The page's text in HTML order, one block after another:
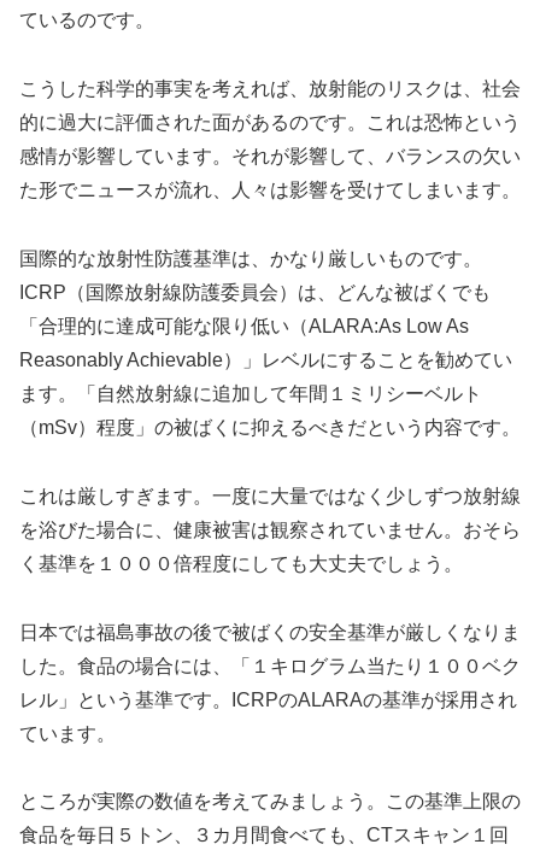
ているのです。
こうした科学的事実を考えれば、放射能のリスクは、社会
的に過大に評価された面があるのです。これは恐怖という
感情が影響しています。それが影響して、バランスの欠い
た形でニュースが流れ、人々は影響を受けてしまいます。
国際的な放射性防護基準は、かなり厳しいものです。
ICRP（国際放射線防護委員会）は、どんな被ばくでも
「合理的に達成可能な限り低い（ALARA:As Low As
Reasonably Achievable）」レベルにすることを勧めてい
ます。「自然放射線に追加して年間１ミリシーベルト
（mSv）程度」の被ばくに抑えるべきだという内容です。
これは厳しすぎます。一度に大量ではなく少しずつ放射線
を浴びた場合に、健康被害は観察されていません。おそら
く基準を１０００倍程度にしても大丈夫でしょう。
日本では福島事故の後で被ばくの安全基準が厳しくなりま
した。食品の場合には、「１キログラム当たり１００ベク
レル」という基準です。ICRPのALARAの基準が採用され
ています。
ところが実際の数値を考えてみましょう。この基準上限の
食品を毎日５トン、３カ月間食べても、CTスキャン１回